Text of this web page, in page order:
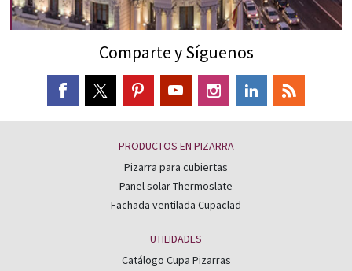
Comparte y Síguenos
PRODUCTOS EN PIZARRA
Pizarra para cubiertas
Panel solar Thermoslate
Fachada ventilada Cupaclad
UTILIDADES
Catálogo Cupa Pizarras